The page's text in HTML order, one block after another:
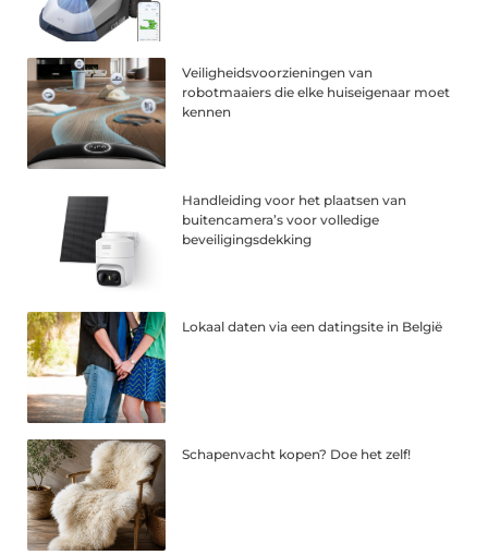
Veiligheidsvoorzieningen van
robotmaaiers die elke huiseigenaar moet
kennen
Handleiding voor het plaatsen van
buitencamera’s voor volledige
beveiligingsdekking
Lokaal daten via een datingsite in België
Schapenvacht kopen? Doe het zelf!